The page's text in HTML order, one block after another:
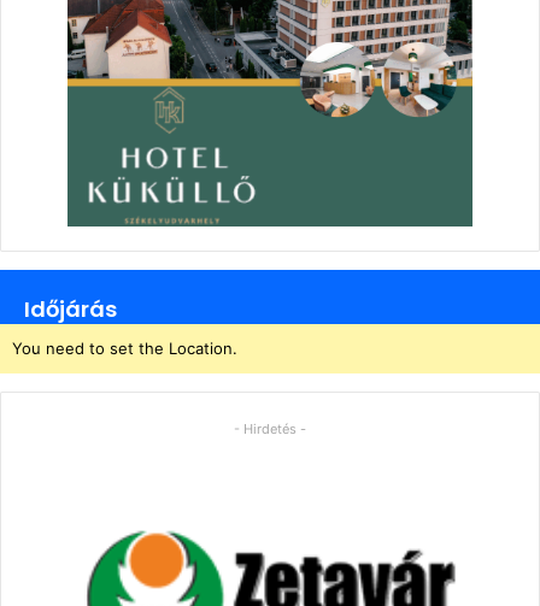
Időjárás
You need to set the Location.
- Hirdetés -